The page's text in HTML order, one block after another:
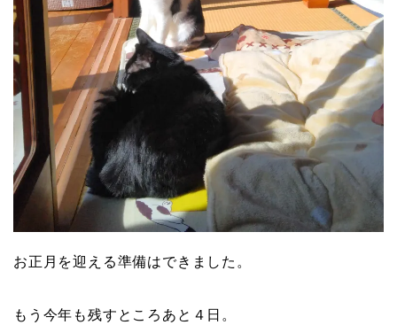
お正月を迎える準備はできました。
もう今年も残すところあと４日。